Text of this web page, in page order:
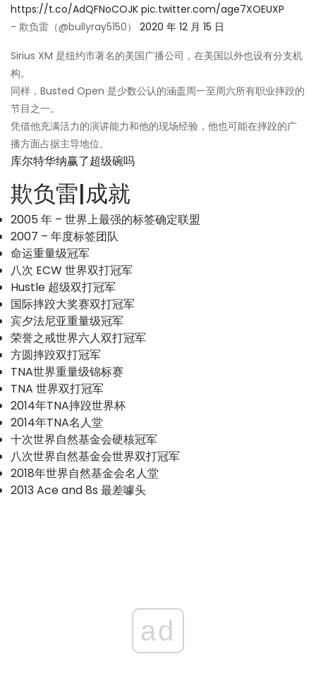
https://t.co/AdQFNoCOJK pic.twitter.com/age7XOEUXP
- 欺负雷（@bullyray5150） 2020 年 12 月 15 日
Sirius XM 是纽约市著名的美国广播公司，在美国以外也设有分支机
构。
同样，Busted Open 是少数公认的涵盖周一至周六所有职业摔跤的
节目之一。
凭借他充满活力的演讲能力和他的现场经验，他也可能在摔跤的广
播方面占据主导地位。
库尔特华纳赢了超级碗吗
欺负雷|成就
2005 年 – 世界上最强的标签确定联盟
2007 – 年度标签团队
命运重量级冠军
八次 ECW 世界双打冠军
Hustle 超级双打冠军
国际摔跤大奖赛双打冠军
宾夕法尼亚重量级冠军
荣誉之戒世界六人双打冠军
方圆摔跤双打冠军
TNA世界重量级锦标赛
TNA 世界双打冠军
2014年TNA摔跤世界杯
2014年TNA名人堂
十次世界自然基金会硬核冠军
八次世界自然基金会世界双打冠军
2018年世界自然基金会名人堂
2013 Ace and 8s 最差噱头
ad